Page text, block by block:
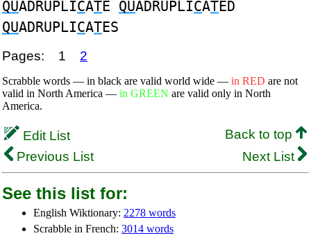
QUADRUPLICATE QUADRUPLICATED
QUADRUPLICATES
Pages: 1 2
Scrabble words — in black are valid world wide — in RED are not
valid in North America — in GREEN are valid only in North
America.
Edit List
Back to top
Previous List
Next List
See this list for:
English Wiktionary: 2278 words
Scrabble in French: 3014 words